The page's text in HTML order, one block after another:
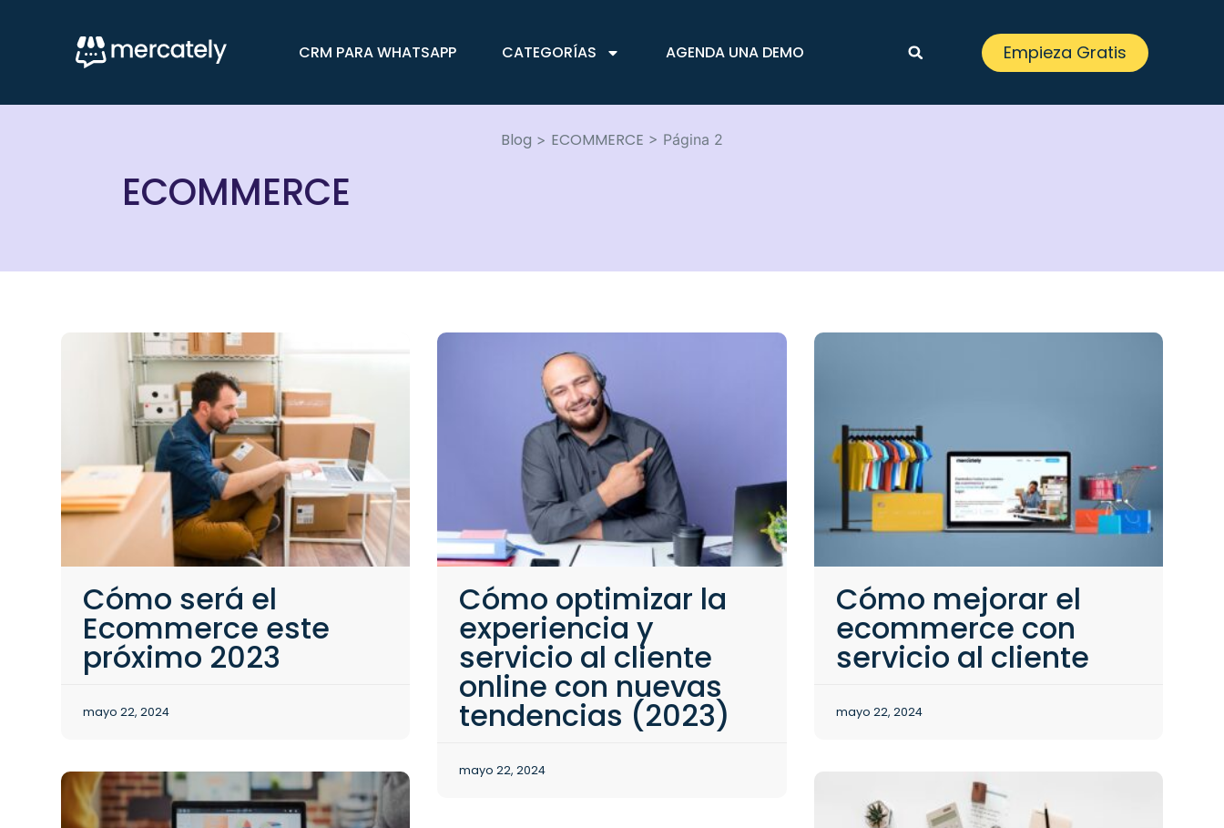
CRM PARA WHATSAPP CATEGORÍAS AGENDA UNA DEMO Empieza Gratis
Blog > ECOMMERCE > Página 2
ECOMMERCE
Cómo será el
Ecommerce este
próximo 2023
mayo 22, 2024
Cómo optimizar la
experiencia y
servicio al cliente
online con nuevas
tendencias (2023)
mayo 22, 2024
Cómo mejorar el
ecommerce con
servicio al cliente
mayo 22, 2024